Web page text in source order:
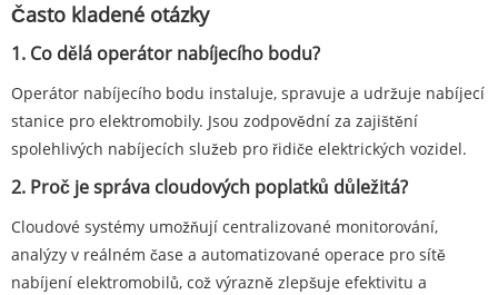
Často kladené otázky
1. Co dělá operátor nabíjecího bodu?
Operátor nabíjecího bodu instaluje, spravuje a udržuje nabíjecí
stanice pro elektromobily. Jsou zodpovědní za zajištění
spolehlivých nabíjecích služeb pro řidiče elektrických vozidel.
2. Proč je správa cloudových poplatků důležitá?
Cloudové systémy umožňují centralizované monitorování,
analýzy v reálném čase a automatizované operace pro sítě
nabíjení elektromobilů, což výrazně zlepšuje efektivitu a